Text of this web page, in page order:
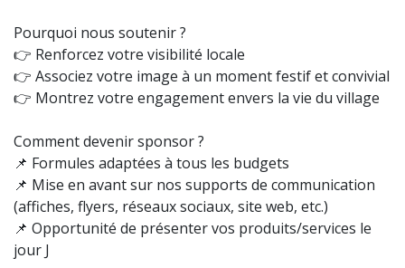
Pourquoi nous soutenir ?
👉 Renforcez votre visibilité locale
👉 Associez votre image à un moment festif et convivial
👉 Montrez votre engagement envers la vie du village
Comment devenir sponsor ?
📌 Formules adaptées à tous les budgets
📌 Mise en avant sur nos supports de communication
(affiches, flyers, réseaux sociaux, site web, etc.)
📌 Opportunité de présenter vos produits/services le
jour J